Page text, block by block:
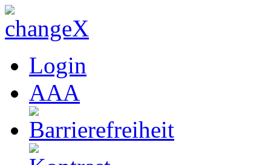
Login
AAA